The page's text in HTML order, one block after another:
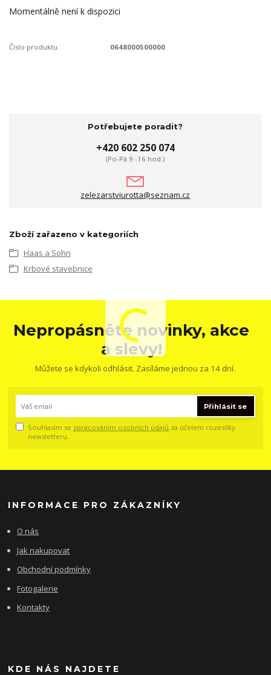
Momentálně není k dispozici
Číslo produktu: 0648000500000
Potřebujete poradit?
+420 602 250 074
(Po-Pá 9 -16 hod.)
zelezarstviurotta@seznam.cz
Zboží zařazeno v kategoriích
Haas a Sohn
Krbové stavebnice
Nepropásněte novinky, akce
a slevy!
Můžete se kdykoli odhlásit. Zasíláme jednou za 14 dní.
Přihlásit se
Souhlasím se zpracováním osobních údajů za účelem rozesílky
newsletteru.
INFORMACE PRO ZÁKAZNÍKY
O nás
Jak nakupovat
Obchodní podmínky
Fotogalerie
Kontakty
KDE NÁS NAJDETE